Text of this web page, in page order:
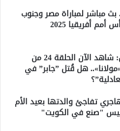
مباشر لمباراة مصر وجنوب
أمم أفريقيا 2025
بالتفاصيل: شاهد الآن الحلقة 24 من
هل قُتل ”جابر” في
تفاجئ والدتها بعيد الأم
"صنع في الكويت"